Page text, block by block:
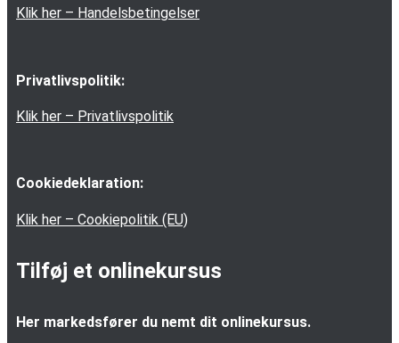
Klik her – Handelsbetingelser
Privatlivspolitik:
Klik her – Privatlivspolitik
Cookiedeklaration:
Klik her – Cookiepolitik (EU)
Tilføj et onlinekursus
Her markedsfører du nemt dit onlinekursus.